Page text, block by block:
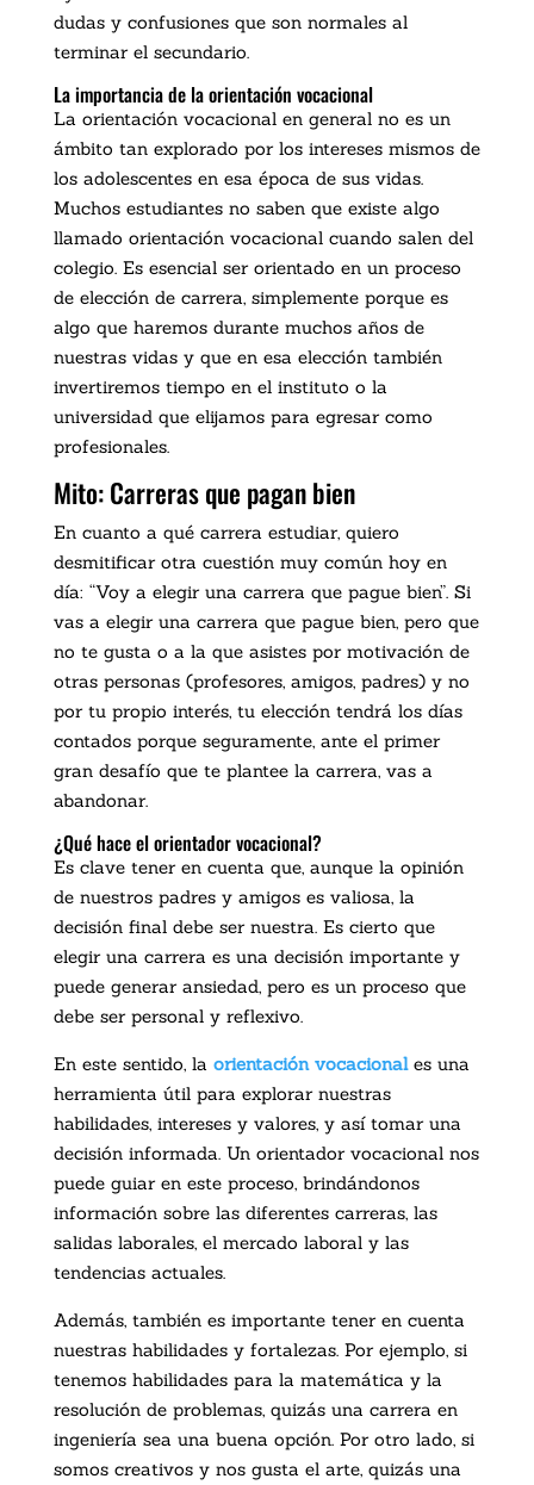
dudas y confusiones que son normales al
terminar el secundario.
La importancia de la orientación vocacional
La orientación vocacional en general no es un
ámbito tan explorado por los intereses mismos de
los adolescentes en esa época de sus vidas.
Muchos estudiantes no saben que existe algo
llamado orientación vocacional cuando salen del
colegio. Es esencial ser orientado en un proceso
de elección de carrera, simplemente porque es
algo que haremos durante muchos años de
nuestras vidas y que en esa elección también
invertiremos tiempo en el instituto o la
universidad que elijamos para egresar como
profesionales.
Mito: Carreras que pagan bien
En cuanto a qué carrera estudiar, quiero
desmitificar otra cuestión muy común hoy en
día: “Voy a elegir una carrera que pague bien”. Si
vas a elegir una carrera que pague bien, pero que
no te gusta o a la que asistes por motivación de
otras personas (profesores, amigos, padres) y no
por tu propio interés, tu elección tendrá los días
contados porque seguramente, ante el primer
gran desafío que te plantee la carrera, vas a
abandonar.
¿Qué hace el orientador vocacional?
Es clave tener en cuenta que, aunque la opinión
de nuestros padres y amigos es valiosa, la
decisión final debe ser nuestra. Es cierto que
elegir una carrera es una decisión importante y
puede generar ansiedad, pero es un proceso que
debe ser personal y reflexivo.
En este sentido, la orientación vocacional es una
herramienta útil para explorar nuestras
habilidades, intereses y valores, y así tomar una
decisión informada. Un orientador vocacional nos
puede guiar en este proceso, brindándonos
información sobre las diferentes carreras, las
salidas laborales, el mercado laboral y las
tendencias actuales.
Además, también es importante tener en cuenta
nuestras habilidades y fortalezas. Por ejemplo, si
tenemos habilidades para la matemática y la
resolución de problemas, quizás una carrera en
ingeniería sea una buena opción. Por otro lado, si
somos creativos y nos gusta el arte, quizás una